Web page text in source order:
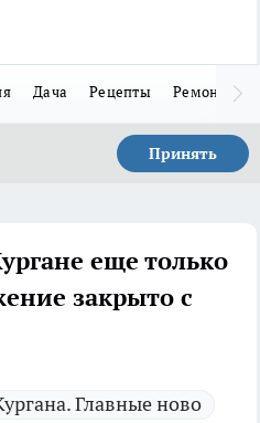
Дача Рецепты Ремонт
Принять
еще только
закрыто с
Главные ново